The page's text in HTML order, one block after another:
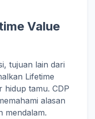
Value
tujuan lain dari
Lifetime
hidup tamu. CDP
alasan
mendalam.